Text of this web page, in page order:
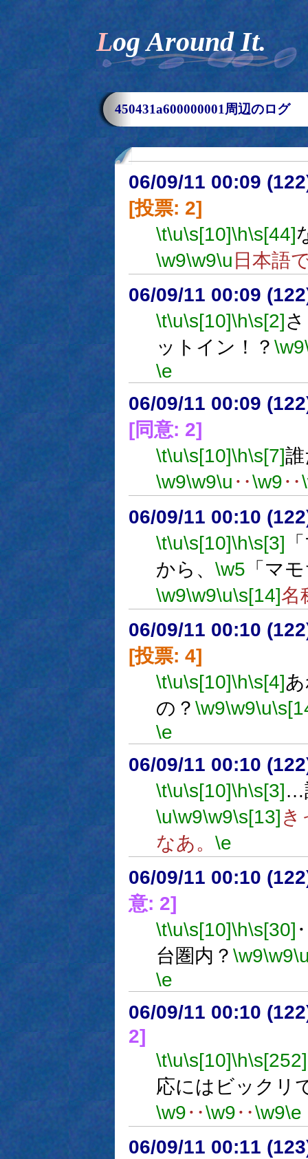
Log Around It.
450431a600000001周辺のログ
06/09/11 00:09
[投票: 2]
\t\u\s[10]\h\s[44]
\w9\w9\u 日本語
06/09/11 00:09
\t\u\s[10]\h\s[2]
ットイン！？ \w9
\e
06/09/11 00:09
[同意: 2]
\t\u\s[10]\h\s[7]
\w9\w9\u ‥\w9‥
06/09/11 00:10
\t\u\s[10]\h\s[3]
から、 \w5 「マ
\w9\w9\u\s[14]名
06/09/11 00:10
[投票: 4]
\t\u\s[10]\h\s[4]
の？ \w9\w9\u
\e
06/09/11 00:10
\t\u\s[10]\h\s[3]…
\u\w9\w9\s[13]き
なあ。 \e
06/09/11 00:10
意: 2]
\t\u\s[10]\h\s[30]
台圏内？ \w9\w9
\e
06/09/11 00:10
2]
\t\u\s[10]\h\s[252]
応にはビックリ
\w9‥\w9‥\w9\e
06/09/11 00:11